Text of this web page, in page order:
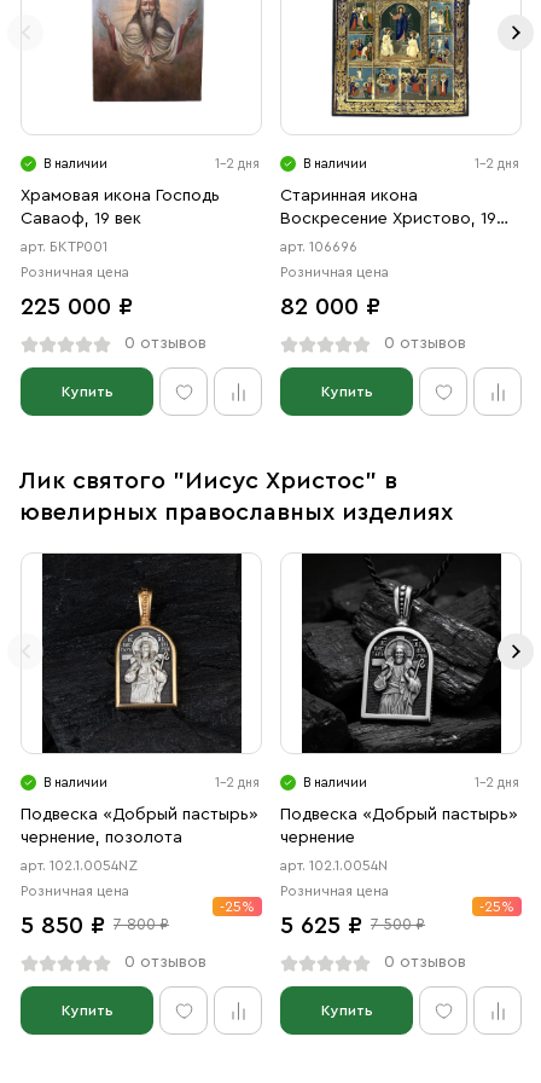
В наличии 1-2 дня
Храмовая икона Господь
Саваоф, 19 век
арт. БКТР001
Розничная цена
225 000 ₽
0 отзывов
Купить
В наличии 1-2 дня
Старинная икона
Воскресение Христово, 19
век
арт. 106696
Розничная цена
82 000 ₽
0 отзывов
Купить
Лик святого "Иисус Христос" в
ювелирных православных изделиях
В наличии 1-2 дня
Подвеска «Добрый пастырь»
чернение, позолота
арт. 102.1.0054NZ
Розничная цена
5 850 ₽ 7 800 ₽
-25%
0 отзывов
Купить
В наличии 1-2 дня
Подвеска «Добрый пастырь»
чернение
арт. 102.1.0054N
Розничная цена
5 625 ₽ 7 500 ₽
-25%
0 отзывов
Купить